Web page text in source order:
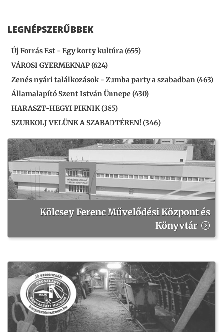
LEGNÉPSZERŰBBEK
Új Forrás Est - Egy korty kultúra (655)
VÁROSI GYERMEKNAP (624)
Zenés nyári találkozások - Zumba party a szabadban (463)
Államalapító Szent István Ünnepe (430)
HARASZT-HEGYI PIKNIK (385)
SZURKOLJ VELÜNK A SZABADTÉREN! (346)
Kölcsey Ferenc Művelődési Központ és
Könyvtár